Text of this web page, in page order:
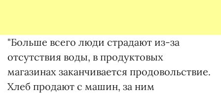
"Больше всего люди страдают из-за
отсутствия воды, в продуктовых
магазинах заканчивается продовольствие.
Хлеб продают с машин, за ним